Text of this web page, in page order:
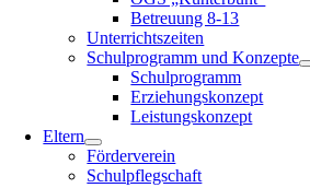
Betreuung 8-13
Unterrichtszeiten
Schulprogramm und Konzepte
Schulprogramm
Erziehungskonzept
Leistungskonzept
Eltern
Förderverein
Schulpflegschaft